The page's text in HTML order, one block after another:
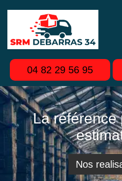
04 82 29 56 95
La référence
Nos